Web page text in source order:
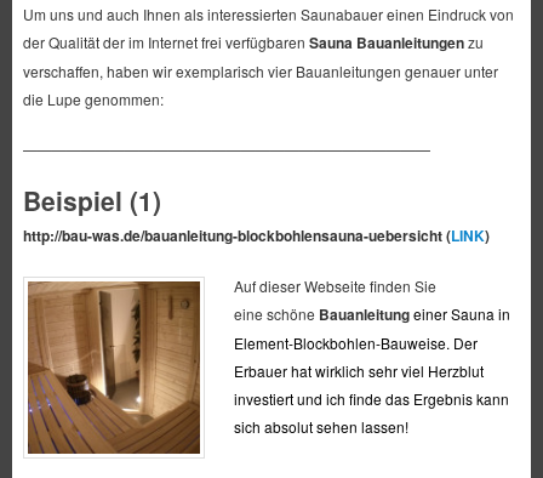
Um uns und auch Ihnen als interessierten Saunabauer einen Eindruck von
der Qualität der im Internet frei verfügbaren Sauna Bauanleitungenzu
verschaffen, haben wir exemplarisch vier Bauanleitungen genauer unter
die Lupe genommen:
————————————————————————————
Beispiel (1)
http://bau-was.de/bauanleitung-blockbohlensauna-uebersicht (LINK)
Auf dieser Webseite finden Sie
eine schöne Bauanleitung einer Sauna in
Element-Blockbohlen-Bauweise. Der
Erbauer hat wirklich sehr viel Herzblut
investiert und ich finde das Ergebnis kann
sich absolut sehen lassen!